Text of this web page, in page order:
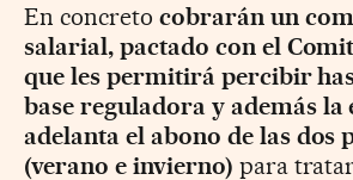
En concreto cobrarán un
salarial, pactado con el
que les permitirá percibir
base reguladora y además la
adelanta el abono de las dos
(verano e invierno) para